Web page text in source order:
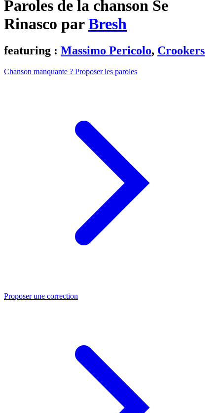
Paroles de la chanson Se
Rinasco parBresh
featuring : Massimo Pericolo, Crookers
Chanson manquante ? Proposer les paroles
Proposer une correction